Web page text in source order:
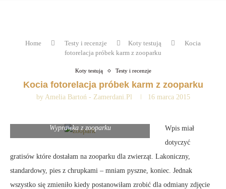
Home Testy i recenzje Koty testują
Kocia
fotorelacja próbek karm z zooparku
Koty testują Testy i recenzje
Kocia fotorelacja próbek karm z zooparku
by Amelia Bartoń - Zamerdani.pl 16 marca 2015
Wyprawka z zooparku
Wpis miał
dotyczyć
gratisów które dostałam na zooparku dla zwierząt. Lakoniczny,
standardowy, pies z chrupkami – mniam pyszne, koniec. Jednak
wszystko się zmieniło kiedy postanowiłam zrobić dla odmiany zdjęcie